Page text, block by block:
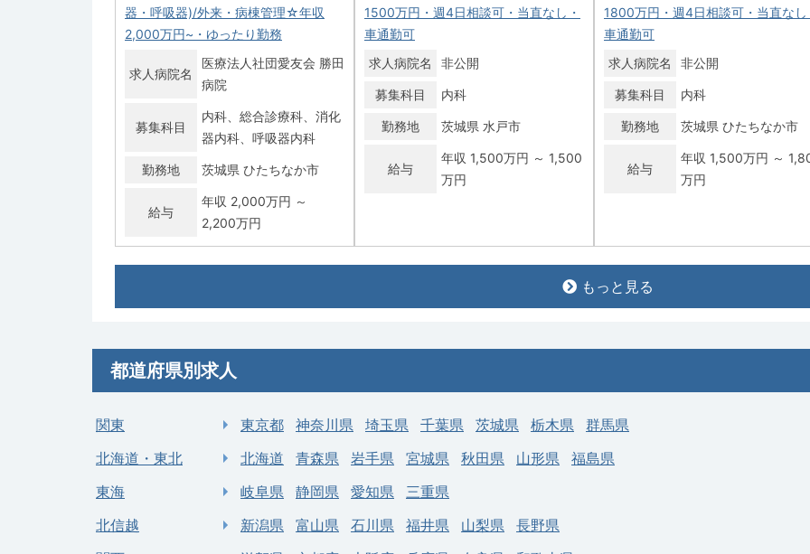
器・呼吸器)/外来・病棟管理☆年収
2,000万円~・ゆったり勤務
求人病院名
医療法人社団愛友会 勝田
病院
募集科目
内科 総合診療科
消化
器内科
呼吸器内科
勤務地 茨城県 ひたちなか市
給与
年収 2,000万円 ～
2,200万円
1500万円・週4日相談可・当直なし・
車通勤可
求人病院名
非公開
募集科目 内科
勤務地 茨城県 水戸市
給与
年収 1,500万円 ～ 1,500
万円
1800万円・週4日相談可・当直なし
車通勤可
求人病院名
非公開
募集科目 内科
勤務地 茨城県 ひたちなか市
給与
年収 1,500万円 ～
万円
常勤
／当直なし可／高額年収（年俸〜
求人病院名 村立東海病院
募集科目 内科
茨城県 那珂郡東海村
給与
年収 1,000万円 ～ 2,000
常勤
【水戸市】一般内科／週4日／当直な
し可
内科
給与
万円
常勤
【筑西市】一般内科／週4・5日／
なし可／高額年収（年俸〜1,980万
もっと見る
都道府県別求人
関東 東京都 神奈川県 埼玉県 千葉県 茨城県 栃木県
群馬県
北海道・東北
北海道 青森県 岩手県 宮城県 秋田県 山形県
福島県
東海
岐阜県 静岡県 愛知県
三重県
北信越
新潟県 富山県 石川県 福井県 山梨県
長野県